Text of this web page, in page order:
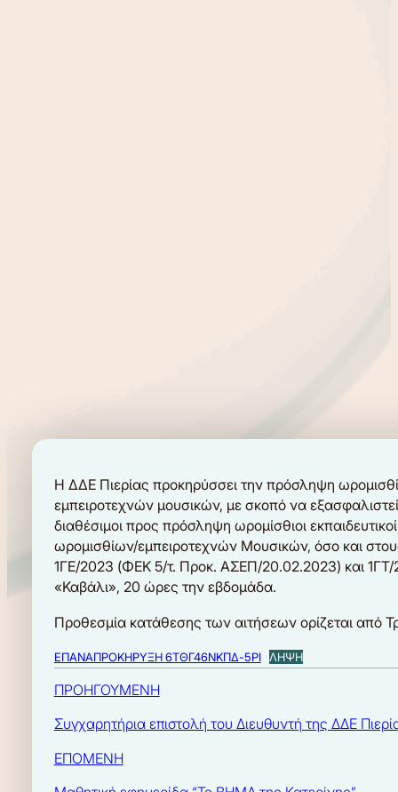
Η ΔΔΕ Πιερίας προκηρύσσει την πρόσληψη
εμπειροτεχνών μουσικών, με σκοπό να
διαθέσιμοι προς πρόσληψη ωρομίσθιοι
ωρομισθίων/εμπειροτεχνών Μουσικών, όσο και
1ΓΕ/2023 (ΦΕΚ 5/τ. Προκ. ΑΣΕΠ/20.02.2023) και
«Καβάλι», 20 ώρες την εβδομάδα.
Προθεσμία κατάθεσης των αιτήσεων ορίζεται από
ΕΠΑΝΑΠΡΟΚΗΡΥΞΗ 6ΤΘΓ46ΝΚΠΔ-5ΡΙ ΛΗΨΗ
ΠΡΟΗΓΟΥΜΕΝΗ
Συγχαρητήρια επιστολή του Διευθυντή της ΔΔΕ
ΕΠΟΜΕΝΗ